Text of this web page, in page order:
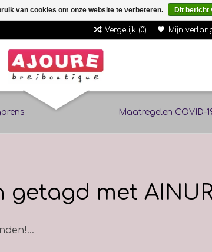
Vergelijk (0) Mijn
Maatregelen COVID-
met AINUR
van cookies om onze website te verbeteren. Dit bericht